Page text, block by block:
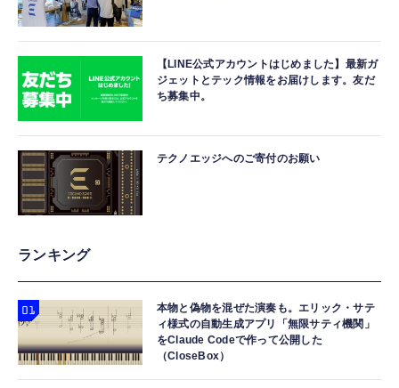
【LINE公式アカウントはじめました】最新ガ
ジェットとテック情報をお届けします。友だ
ち募集中。
テクノエッジへのご寄付のお願い
ランキング
本物と偽物を混ぜた演奏も。エリック・サテ
ィ様式の自動生成アプリ「無限サティ機関」
をClaude Codeで作って公開した
（CloseBox）